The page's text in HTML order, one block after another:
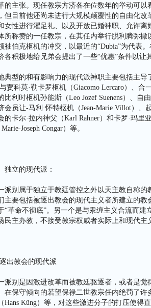
的主张。现任教宗方济各在位数年的举动可
但目前他还尚未进行大规模颠覆性的自由化
女性进行濯足礼、以及开放已婚神职、允许
所称赞的一任教宗，在其任内举行脱利腾弥
袖伯克枢机的冲突，以最近的“Dubia”为代表
各积极地给兄弟会提出了一些“优惠”条件以让
典型的和有影响力的现代派神职主要包括主导
贾科莫·勒卡罗枢机（Giacomo Lercaro）、
比利时枢机孙能斯（Leo Jozef Suenens）、自
会员让-马利·怀特枢机（Jean-Marie Villot）、
的卡尔·拉内神父（Karl Rahner）和卡罗·玛
Marie-Joseph Congar）等。
独立的现代派：
派别属于独立于教廷管控之外以天主教自称
主要包括被逐出教会的现代主义者所建立的
“革命不彻底”。另一个是与汞缠主义合流而
民主办教，不接受教宗权威者实际上和现代
出教会的现代派
派别是因激进改革而被教廷驱逐者，或者是
在保守倾向的若望保禄二世教宗任内绝罚了
Hans Küng）等，对这些激进分子的打压使得